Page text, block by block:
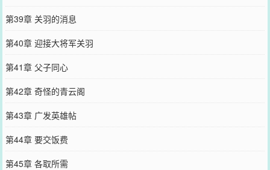
第39章 关羽的消息
第40章 迎接大将军关羽
第41章 父子同心
第42章 奇怪的青云阁
第43章 广发英雄帖
第44章 要交饭费
第45章 各取所需